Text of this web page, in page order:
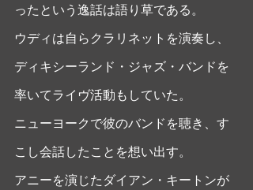
ったという逸話は語り草である。
ウディは自らクラリネットを演奏し、
ディキシーランド・ジャズ・バンドを
率いてライヴ活動もしていた。
ニューヨークで彼のバンドを聴き、す
こし会話したことを想い出す。
アニーを演じたダイアン・キートンが